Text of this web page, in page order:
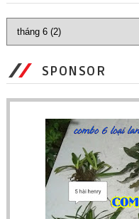
SPONSOR